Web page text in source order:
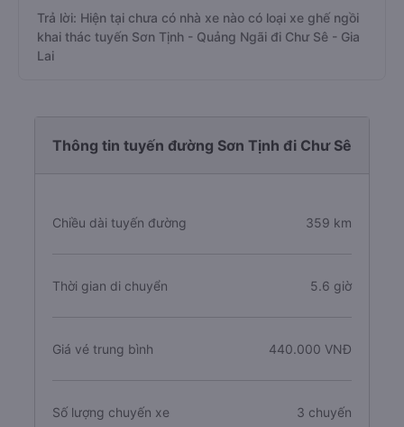
Trả lời: Hiện tại chưa có nhà xe nào có loại xe ghế ngồi
khai thác tuyến Sơn Tịnh - Quảng Ngãi đi Chư Sê - Gia
Lai
Thông tin tuyến đường Sơn Tịnh đi Chư Sê
Chiều dài tuyến đường 359 km
Thời gian di chuyển 5.6 giờ
Giá vé trung bình 440.000 VNĐ
Số lượng chuyến xe 3 chuyến